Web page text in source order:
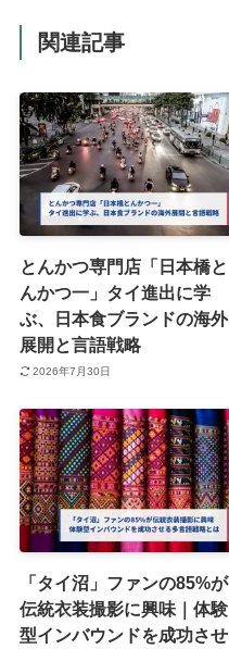
関連記事
とんかつ専門店「日本橋と
んかつ一」タイ進出に学
ぶ、日本食ブランドの海外
展開と言語戦略
2026年7月30日
「タイ沼」ファンの85%が
伝統衣装撮影に興味｜体験
型インバウンドを成功させ